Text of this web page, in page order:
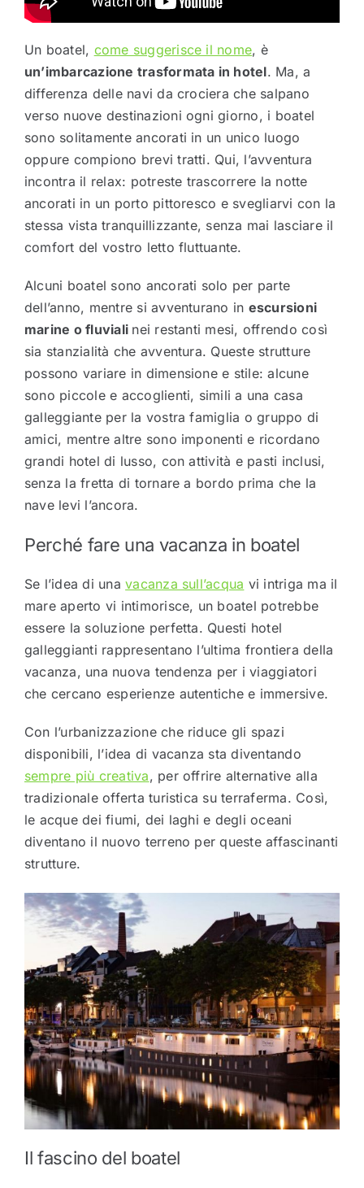
Un boatel, come suggerisce il nome, è
un’imbarcazione trasformata in hotel. Ma, a
differenza delle navi da crociera che salpano
verso nuove destinazioni ogni giorno, i boatel
sono solitamente ancorati in un unico luogo
oppure compiono brevi tratti. Qui, l’avventura
incontra il relax: potreste trascorrere la notte
ancorati in un porto pittoresco e svegliarvi con la
stessa vista tranquillizzante, senza mai lasciare il
comfort del vostro letto fluttuante.
Alcuni boatel sono ancorati solo per parte
dell’anno, mentre si avventurano in escursioni
marine o fluviali nei restanti mesi, offrendo così
sia stanzialità che avventura. Queste strutture
possono variare in dimensione e stile: alcune
sono piccole e accoglienti, simili a una casa
galleggiante per la vostra famiglia o gruppo di
amici, mentre altre sono imponenti e ricordano
grandi hotel di lusso, con attività e pasti inclusi,
senza la fretta di tornare a bordo prima che la
nave levi l’ancora.
Perché fare una vacanza in boatel
Se l’idea di unavacanza sull’acqua vi intriga ma il
mare aperto vi intimorisce, un boatel potrebbe
essere la soluzione perfetta. Questi hotel
galleggianti rappresentano l’ultima frontiera della
vacanza, una nuova tendenza per i viaggiatori
che cercano esperienze autentiche e immersive.
Con l’urbanizzazione che riduce gli spazi
disponibili, l’idea di vacanza sta diventando
sempre più creativa, per offrire alternative alla
tradizionale offerta turistica su terraferma. Così,
le acque dei fiumi, dei laghi e degli oceani
diventano il nuovo terreno per queste affascinanti
strutture.
Il fascino del boatel